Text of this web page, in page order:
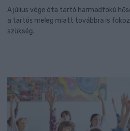
A július vége óta tartó harmadfokú
a tartós meleg miatt továbbra is
szükség.